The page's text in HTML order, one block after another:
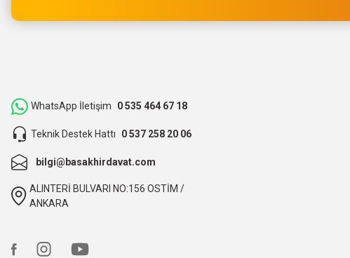
ilgili satıcı,güzel paketleme,hızlı kargolama. sıkıntısız bir alışveriş oldu.
O... B... | 07/03/2026
bunca zaman kendimize eziyet etmişiz aslında.
WhatsApp İletişim 0 535 464 67 18
Teknik Destek Hattı 0 537 258 20 06
bilgi@basakhirdavat.com
ALINTERİ BULVARI NO:156 OSTİM /
ANKARA